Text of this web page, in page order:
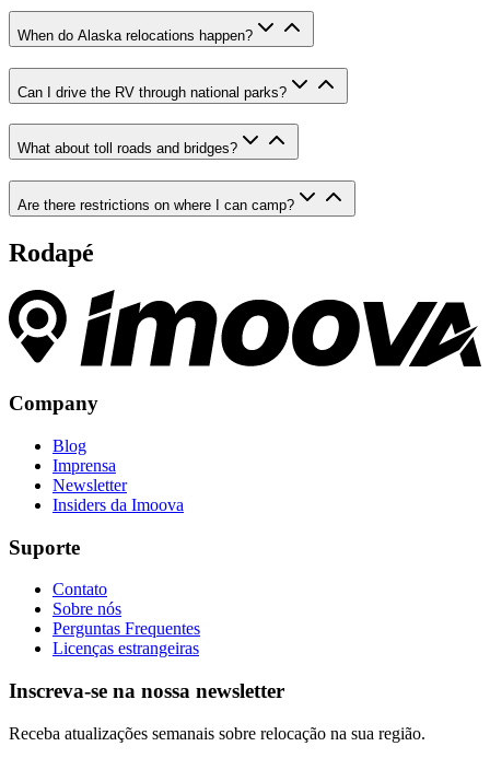
When do Alaska relocations happen?
Can I drive the RV through national parks?
What about toll roads and bridges?
Are there restrictions on where I can camp?
Rodapé
Company
Blog
Imprensa
Newsletter
Insiders da Imoova
Suporte
Contato
Sobre nós
Perguntas Frequentes
Licenças estrangeiras
Inscreva-se na nossa newsletter
Receba atualizações semanais sobre relocação na sua região.